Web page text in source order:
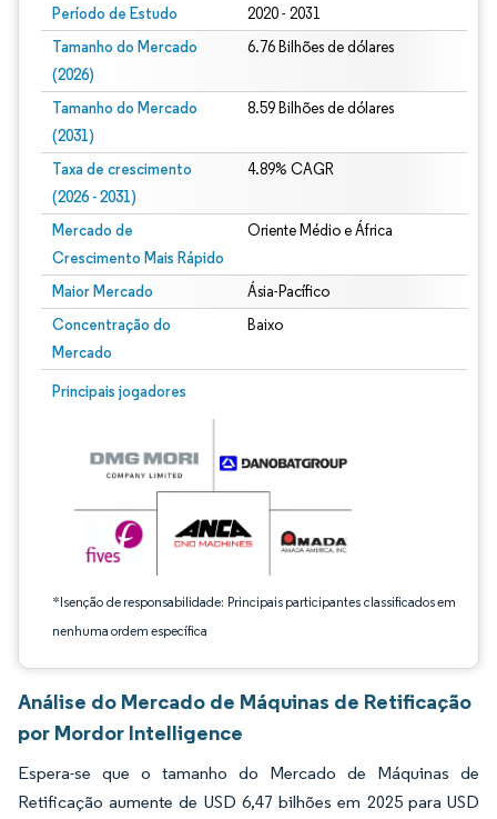
Período de Estudo 2020 - 2031
Tamanho do Mercado
(2026)
6.76 Bilhões de dólares
Tamanho do Mercado
(2031)
8.59 Bilhões de dólares
Taxa de crescimento
(2026 - 2031)
4.89% CAGR
Mercado de
Crescimento Mais Rápido
Oriente Médio e África
Maior Mercado Ásia-Pacífico
Concentração do
Mercado
Baixo
Principais jogadores
*Isenção de responsabilidade: Principais participantes classificados em
nenhuma ordem específica
Imagem © Mordor Intelligence. O reuso requer atribuição conforme CC BY 4.0.
Análise do Mercado de Máquinas de Retificação
por Mordor Intelligence
Espera-se que o tamanho do Mercado de Máquinas de
Retificação aumente de USD 6,47 bilhões em 2025 para USD